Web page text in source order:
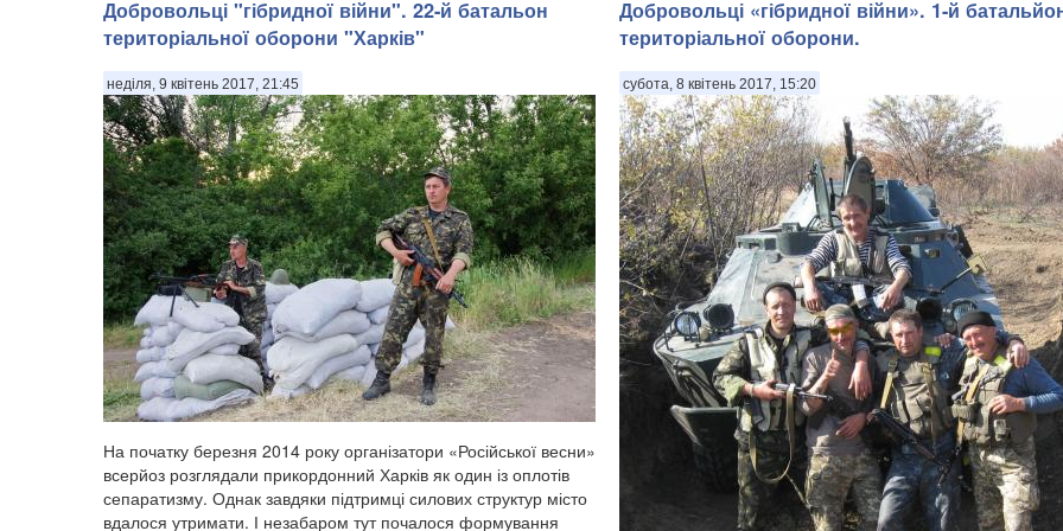
Добровольці "гібридної війни". 22-й батальон
територіальної оборони "Харків"
неділя, 9 квітень 2017, 21:45
На початку березня 2014 року організатори «Російської весни»
всерйоз розглядали прикордонний Харків як один із оплотів
сепаратизму. Однак завдяки підтримці силових структур місто
вдалося утримати. І незабаром тут почалося формування
​Добровольці «гібридної війни». 1-й
територіальної оборони.
субота, 8 квітень 2017, 15:20